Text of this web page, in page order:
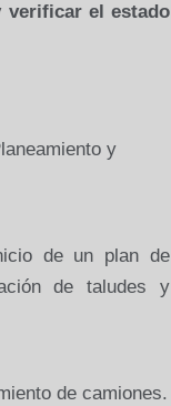
verificar el estado
y
de un plan de
de taludes y
de camiones.